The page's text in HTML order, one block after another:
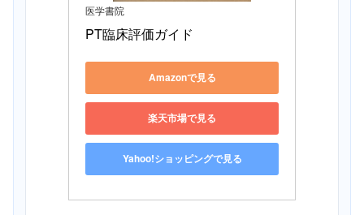
医学書院
PT臨床評価ガイド
Amazonで見る
楽天市場で見る
Yahoo!ショッピングで見る